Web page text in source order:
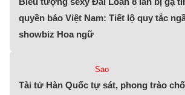
quyền báo Việt Nam: Tiết lộ quy tắc
showbiz Hoa ngữ
Sao
Tài tử Hàn Quốc tự sát, phong trào